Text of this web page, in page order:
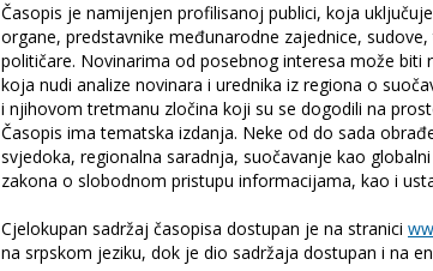
Časopis je namijenjen profilisanoj publici, koja
organe, predstavnike međunarodne zajednice,
političare. Novinarima od posebnog interesa može biti
koja nudi analize novinara i urednika iz regiona o
i njihovom tretmanu zločina koji su se dogodili na
Časopis ima tematska izdanja. Neke od do sada
svjedoka, regionalna saradnja, suočavanje kao
zakona o slobodnom pristupu informacijama, kao i
Cjelokupan sadržaj časopisa dostupan je na stranici
na srpskom jeziku, dok je dio sadržaja dostupan i na